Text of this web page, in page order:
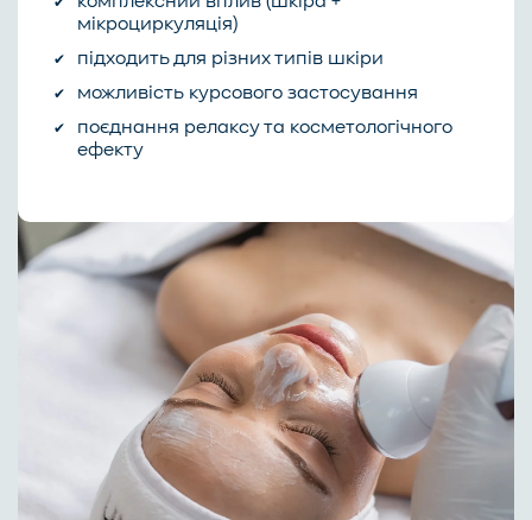
мікроциркуляція)
підходить для різних типів шкіри
можливість курсового застосування
поєднання релаксу та косметологічного
ефекту